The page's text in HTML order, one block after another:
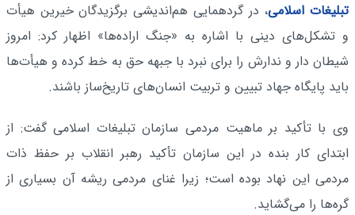
تبلیغات اسلامی، در گردهمایی هم‌اندیشی برگزیدگان خیرین هیأت
و تشکل‌های دینی با اشاره به «جنگ اراده‌ها» اظهار کرد: امروز
شیطان دار و ندارش را برای نبرد با جبهه حق به خط کرده و هیأت‌ها
باید پایگاه جهاد تبیین و تربیت انسان‌های تاریخ‌ساز باشند.
وی با تأکید بر ماهیت مردمی سازمان تبلیغات اسلامی گفت: از
ابتدای کار بنده در این سازمان تأکید رهبر انقلاب بر حفظ ذات
مردمی این نهاد بوده است؛ زیرا غنای مردمی ریشه آن بسیاری از
گره‌ها را می‌گشاید.